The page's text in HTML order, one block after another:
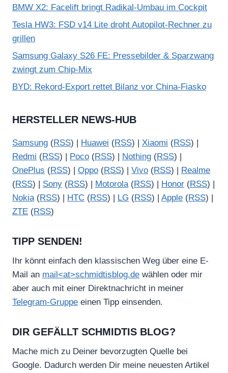
BMW X2: Facelift bringt Radikal-Umbau im Cockpit
Tesla HW3: FSD v14 Lite droht Autopilot-Rechner zu
grillen
Samsung Galaxy S26 FE: Pressebilder & Sparzwang
zwingt zum Chip-Mix
BYD: Rekord-Export rettet Bilanz vor China-Fiasko
HERSTELLER NEWS-HUB
Samsung (RSS) | Huawei (RSS) | Xiaomi (RSS) |
Redmi (RSS) | Poco (RSS) | Nothing (RSS) |
OnePlus (RSS) | Oppo (RSS) | Vivo (RSS) |
Realme
(RSS) | Sony (RSS) | Motorola(RSS) | Honor (RSS) |
Nokia(RSS) | HTC (RSS) | LG (RSS) | Apple (RSS) |
ZTE (RSS)
TIPP SENDEN!
Ihr könnt einfach den klassischen Weg über eine E-
Mail an mail<at>schmidtisblog.de wählen oder mir
aber auch mit einer Direktnachricht in meiner
Telegram-Gruppe einen Tipp einsenden.
DIR GEFÄLLT SCHMIDTIS BLOG?
Mache mich zu Deiner bevorzugten Quelle bei
Google. Dadurch werden Dir meine neuesten Artikel